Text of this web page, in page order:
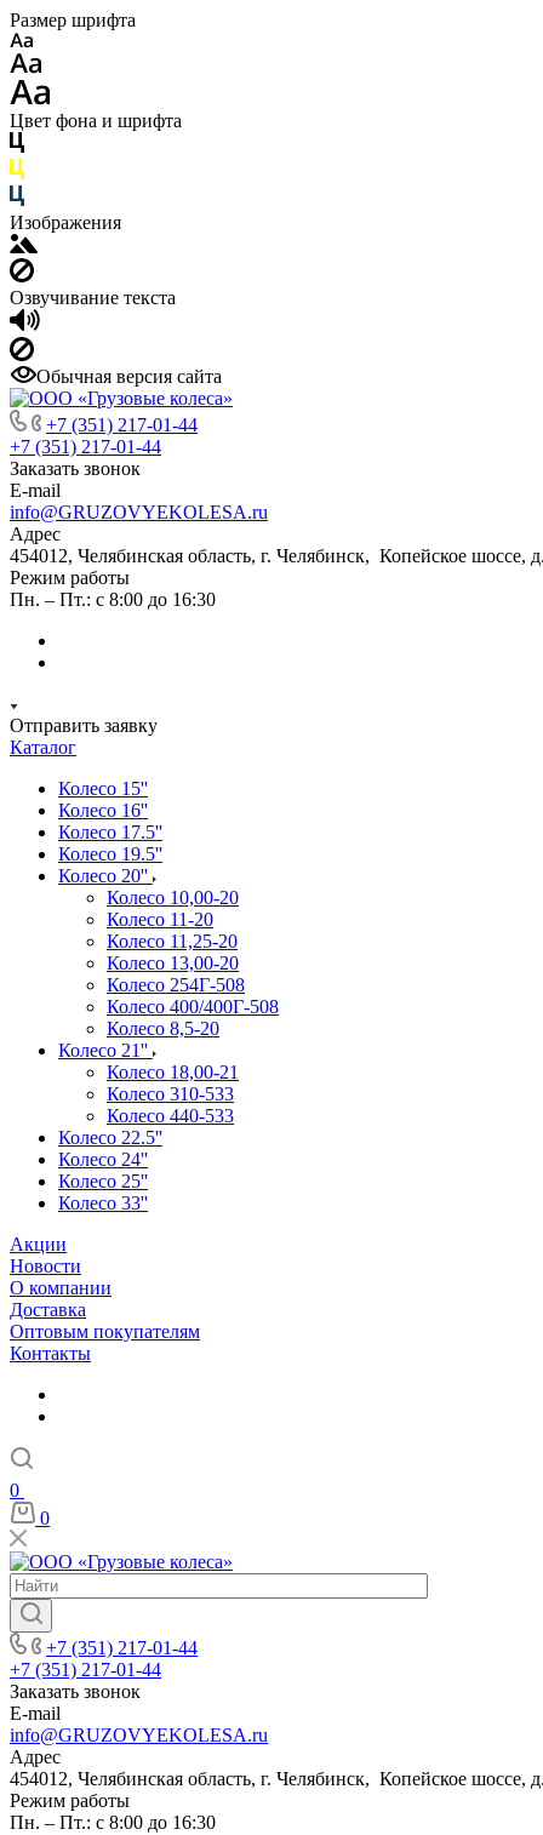
Размер шрифта
Цвет фона и шрифта
Изображения
Озвучивание текста
Обычная версия сайта
+7 (351) 217-01-44
+7 (351) 217-01-44
Заказать звонок
E-mail
info@GRUZOVYEKOLESA.ru
Адрес
454012, Челябинская область, г. Челябинск, Копейское шоссе,
Режим работы
Пн. – Пт.: с 8:00 до 16:30
Отправить заявку
Каталог
Колесо 15''
Колесо 16''
Колесо 17.5''
Колесо 19.5''
Колесо 20''
Колесо 10,00-20
Колесо 11-20
Колесо 11,25-20
Колесо 13,00-20
Колесо 254Г-508
Колесо 400/400Г-508
Колесо 8,5-20
Колесо 21''
Колесо 18,00-21
Колесо 310-533
Колесо 440-533
Колесо 22.5''
Колесо 24''
Колесо 25''
Колесо 33''
Акции
Новости
О компании
Доставка
Оптовым покупателям
Контакты
0
0
+7 (351) 217-01-44
+7 (351) 217-01-44
Заказать звонок
E-mail
info@GRUZOVYEKOLESA.ru
Адрес
454012, Челябинская область, г. Челябинск, Копейское шоссе,
Режим работы
Пн. – Пт.: с 8:00 до 16:30